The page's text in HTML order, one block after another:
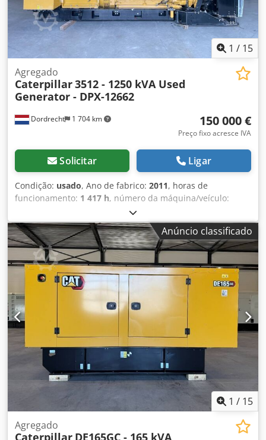
1 / 15
Dordrecht 1 704 km
Agregado
Caterpillar3512 - 1250 kVA Used
Generator - DPX-12662
150 000 €
Preço fixo acresce IVA
Solicitar Ligar
Condição: usado, Ano de fabrico: 2011, horas de
funcionamento: 1 417 h, número da máquina/veículo:
, tipo de combustível:
motores:Caterpillar 3512, Finalidade de utilização:
construção civil Peso em vazio: 14.000 kg Potência do
gerador: 1.250 kVA Dimensões da área de carga: 565 x 220
x 230 cm País de fabricação: EUA Contacte a equipa DPX
para obter mais informações. Dedszn Erlspfx Am Tjwa =
Outras opções e acessórios = - Painel de controlo
Anúncio classificado
1 / 15
Agregado
Caterpillar DE165GC - 165 kVA